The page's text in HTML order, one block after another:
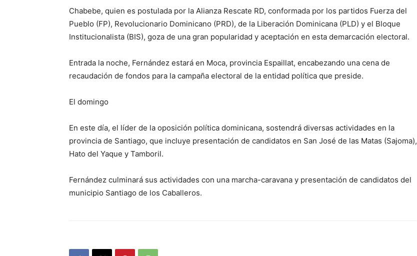
Chabebe, quien es postulada por la Alianza Rescate RD, conformada por los partidos Fuerza del
Pueblo (FP), Revolucionario Dominicano (PRD), de la Liberación Dominicana (PLD) y el Bloque
Institucionalista (BIS), goza de una gran popularidad y aceptación en esta demarcación electoral.
Entrada la noche, Fernández estará en Moca, provincia Espaillat, encabezando una cena de
recaudación de fondos para la campaña electoral de la entidad política que preside.
El domingo
En este día, el líder de la oposición política dominicana, sostendrá diversas actividades en la
provincia de Santiago, que incluye presentación de candidatos en San José de las Matas (Sajoma),
Hato del Yaque y Tamboril.
Fernández culminará sus actividades con una marcha-caravana y presentación de candidatos del
municipio Santiago de los Caballeros.